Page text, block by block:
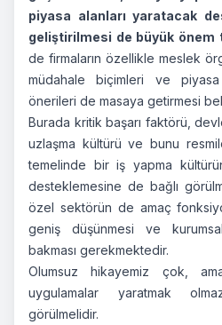
piyasa alanları yaratacak
geliştirilmesi de büyük önem
de firmaların özellikle meslek
müdahale biçimleri ve
önerileri de masaya getirmesi
Burada kritik başarı faktörü,
uzlaşma kültürü ve bunu
temelinde bir iş yapma
desteklemesine de bağlı
özel sektörün de amaç
geniş düşünmesi ve
bakması gerekmektedir.
Olumsuz hikayemiz çok,
uygulamalar yaratmak
görülmelidir.